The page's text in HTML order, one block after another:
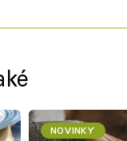
NOVINKY